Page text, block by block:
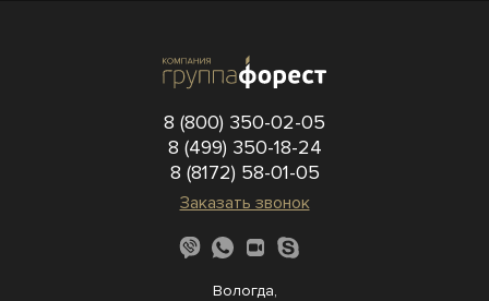
8 (800) 350-02-05
8 (499) 350-18-24
8 (8172) 58-01-05
Заказать звонок
Вологда,